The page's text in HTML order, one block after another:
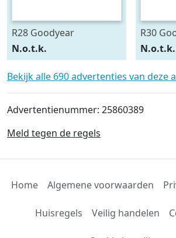
R28 Goodyear
540/75R28
N.o.t.k.
R30
600/
N.o.t.k.
Bekijk alle 690 advertenties van deze
Advertentienummer: 25860389
Meld tegen de regels
Home Algemene voorwaarden
Huisregels Veilig handelen